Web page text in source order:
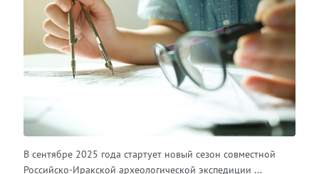
В сентябре 2025 года стартует новый сезон совместной
Российско-Иракской археологической экспедиции ...